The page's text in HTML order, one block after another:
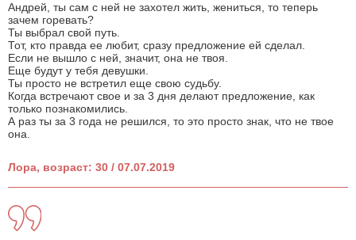
Андрей, ты сам с ней не захотел жить, жениться, то теперь
зачем горевать?
Ты выбрал свой путь.
Тот, кто правда ее любит, сразу предложение ей сделал.
Если не вышло с ней, значит, она не твоя.
Еще будут у тебя девушки.
Ты просто не встретил еще свою судьбу.
Когда встречают свое и за 3 дня делают предложение, как
только познакомились.
А раз ты за 3 года не решился, то это просто знак, что не твое
она.
Лора, возраст: 30 / 07.07.2019